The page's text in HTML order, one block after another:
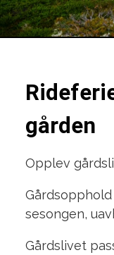
gården
Opplev
sesongen,
Gårdslivet